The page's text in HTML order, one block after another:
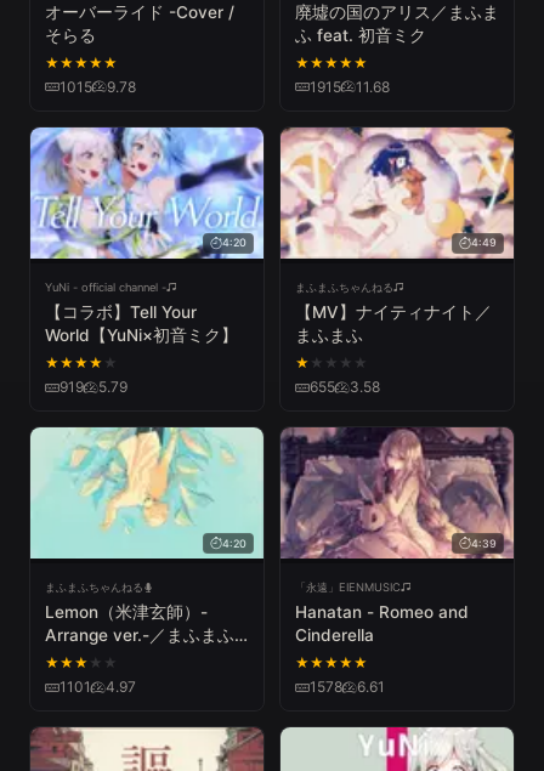
オーバーライド -Cover /
そらる
★★★★★
1015 9.78
廃墟の国のアリス／まふま
ふ feat. 初音ミク
★★★★★
1915 11.68
4:20
YuNi - official channel -
【コラボ】Tell Your
World【YuNi×初音ミク】
★★★★ ★
919 5.79
4:49
まふまふちゃんねる
【MV】ナイティナイト／
まふまふ
★ ★ ★ ★ ★
655 3.58
4:20
まふまふちゃんねる
Lemon（米津玄師）-
Arrange ver.-／まふまふ
(cover)
★★★ ★ ★
1101 4.97
4:39
「永遠」EIENMUSIC
Hanatan - Romeo and
Cinderella
★★★★★
1578 6.61